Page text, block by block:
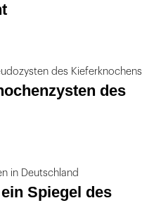
des Kieferknochens
des
in Deutschland
Spiegel des